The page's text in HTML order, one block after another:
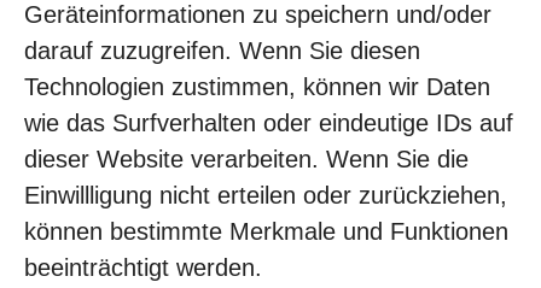
Geräteinformationen zu speichern und/oder
darauf zuzugreifen. Wenn Sie diesen
Technologien zustimmen, können wir Daten
wie das Surfverhalten oder eindeutige IDs auf
dieser Website verarbeiten. Wenn Sie die
Einwillligung nicht erteilen oder zurückziehen,
können bestimmte Merkmale und Funktionen
beeinträchtigt werden.